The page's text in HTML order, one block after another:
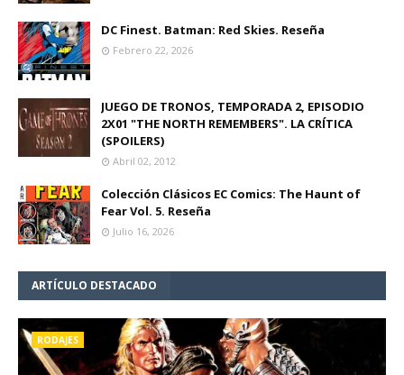
DC Finest. Batman: Red Skies. Reseña
Febrero 22, 2026
JUEGO DE TRONOS, TEMPORADA 2, EPISODIO
2X01 "THE NORTH REMEMBERS". LA CRÍTICA
(SPOILERS)
Abril 02, 2012
Colección Clásicos EC Comics: The Haunt of
Fear Vol. 5. Reseña
Julio 16, 2026
ARTÍCULO DESTACADO
RODAJES